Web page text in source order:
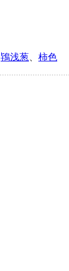
鴇浅葱、 柿色